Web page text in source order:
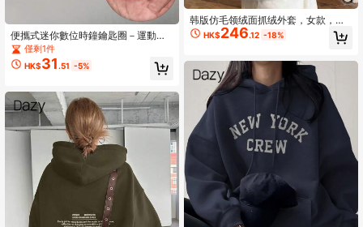
便攜式迷你數位時鐘鑰匙圈－運動風
LED 數位顯示掛鉤口袋時鐘，聖誕
節、生日/畢業禮物，返校用品
僅剩1件
HK$31 .51 -5%
韩版仿毛领绒面抓绒外套，女款，拉
链闭合，加厚保暖内衬，适合秋冬季
穿着。
HK$246.12 -18%